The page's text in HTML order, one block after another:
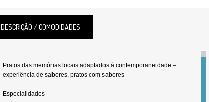
DESCRIÇÃO / COMODIDADES
Pratos das memórias locais adaptados à contemporaneidade –
experiência de sabores, pratos com sabores
Especialidades